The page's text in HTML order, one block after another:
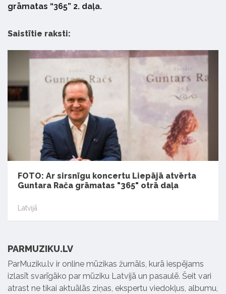
grāmatas “365” 2. daļa.
Saistītie raksti:
FOTO: Ar sirsnīgu koncertu Liepājā atvērta
Guntara Rača grāmatas "365" otrā daļa
Latvijā
PARMUZIKU.LV
ParMuziku.lv ir online mūzikas žurnāls, kurā iespējams
izlasīt svarīgāko par mūziku Latvijā un pasaulē. Šeit vari
atrast ne tikai aktuālās ziņas, ekspertu viedokļus, albumu,